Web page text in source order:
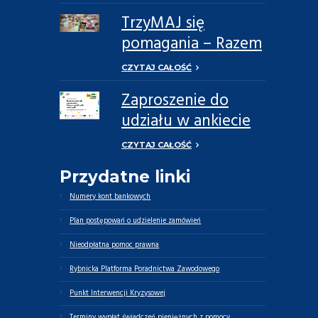
TrzyMAJ się
pomagania – Razem
Możemy Więcej
CZYTAJ CAŁOŚĆ
Zaproszenie do
udziału w ankiecie
dotyczącej potrzeb
opiekunów
faktycznych oraz
osób zależnych
CZYTAJ CAŁOŚĆ
Przydatne linki
Numery kont bankowych
Plan postępowań o udzielenie zamówień
Nieodpłatna pomoc prawna
Rybnicka Platforma Poradnictwa Zawodowego
Punkt Interwencji Kryzysowej